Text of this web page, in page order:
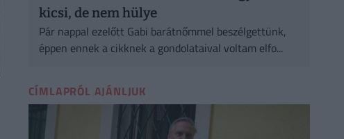
kicsi, de nem hülye
Pár nappal ezelőtt Gabi barátnőmmel beszélgettünk,
éppen ennek a cikknek a gondolataival voltam elfo...
CÍMLAPRÓL AJÁNLJUK